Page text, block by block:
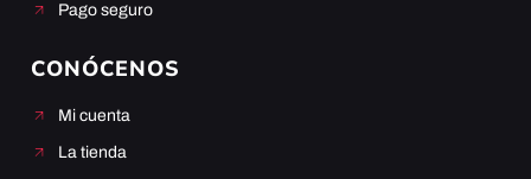
Pago seguro
CONÓCENOS
Mi cuenta
La tienda